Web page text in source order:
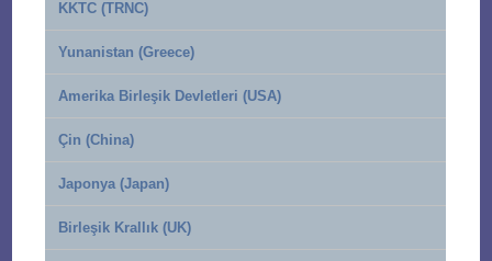
KKTC (TRNC)
Yunanistan (Greece)
Amerika Birleşik Devletleri (USA)
Çin (China)
Japonya (Japan)
Birleşik Krallık (UK)